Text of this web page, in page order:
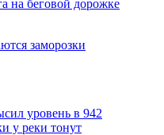
на беговой дорожке
заморозки
уровень в 942
у реки тонут